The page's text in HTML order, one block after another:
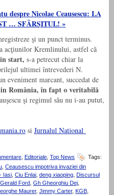
despre Nicolae Ceausescu: LA
… SFÂRŞITUL! »
şi un punct terminus.
acţiunilor Kremlinului, astfel că
start, s-a petrecut chiar la
ultimei întrevederi N.
eveniment marcant, succedat de
România, în fapt o veritabilă
şi regimul său nu i-au putut,
si Jurnalul National
Editoriale Top News
Tags:
, Ceausescu impotriva invaziei din
Iasi, Ciu Enlai, deng xiaoping, Discursul
Gerald Ford, Gh Gheorghiu Dej,
Maurer, Jimmy Carter, KGB,